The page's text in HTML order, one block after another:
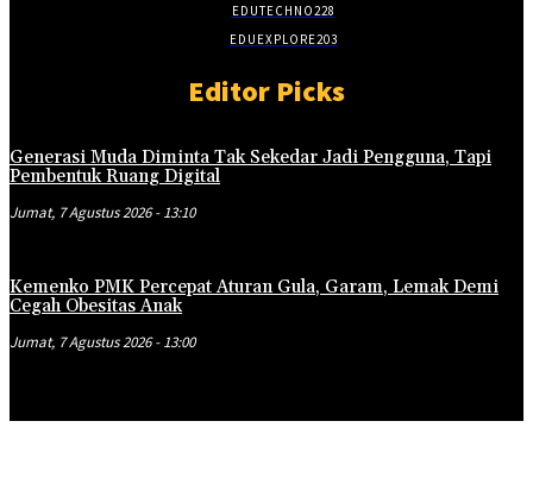
EDUTECHNO228
EDUEXPLORE203
Editor Picks
Generasi Muda Diminta Tak Sekedar Jadi Pengguna, Tapi
Pembentuk Ruang Digital
Jumat, 7 Agustus 2026 - 13:10
Kemenko PMK Percepat Aturan Gula, Garam, Lemak Demi
Cegah Obesitas Anak
Jumat, 7 Agustus 2026 - 13:00